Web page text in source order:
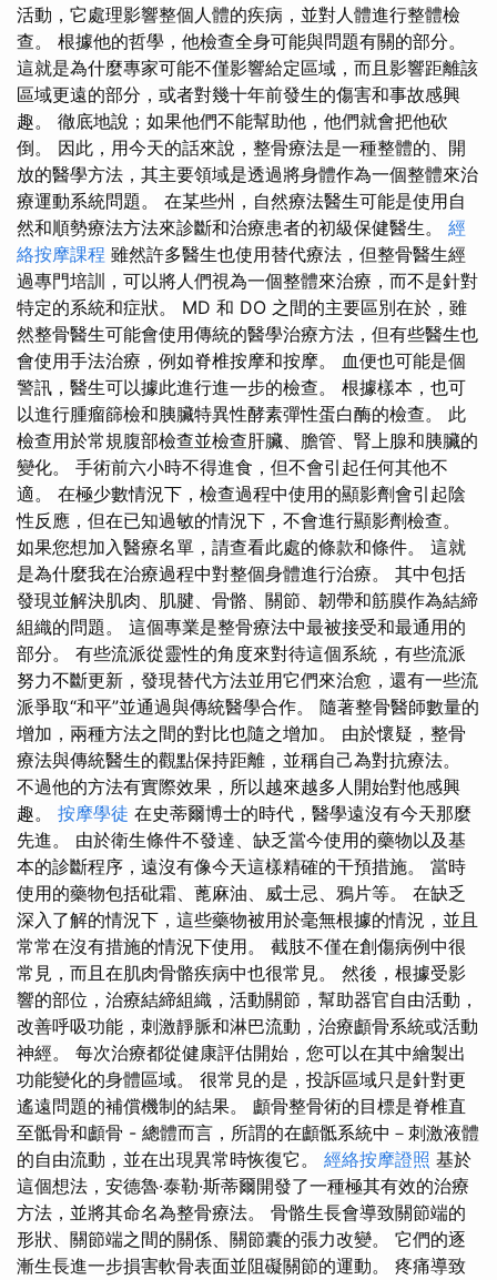
活動，它處理影響整個人體的疾病，並對人體進行整體檢
查。 根據他的哲學，他檢查全身可能與問題有關的部分。
這就是為什麼專家可能不僅影響給定區域，而且影響距離該
區域更遠的部分，或者對幾十年前發生的傷害和事故感興
趣。 徹底地說；如果他們不能幫助他，他們就會把他砍
倒。 因此，用今天的話來說，整骨療法是一種整體的、開
放的醫學方法，其主要領域是透過將身體作為一個整體來治
療運動系統問題。 在某些州，自然療法醫生可能是使用自
然和順勢療法方法來診斷和治療患者的初級保健醫生。 經
絡按摩課程 雖然許多醫生也使用替代療法，但整骨醫生經
過專門培訓，可以將人們視為一個整體來治療，而不是針對
特定的系統和症狀。 MD 和 DO 之間的主要區別在於，雖
然整骨醫生可能會使用傳統的醫學治療方法，但有些醫生也
會使用手法治療，例如脊椎按摩和按摩。 血便也可能是個
警訊，醫生可以據此進行進一步的檢查。 根據樣本，也可
以進行腫瘤篩檢和胰臟特異性酵素彈性蛋白酶的檢查。 此
檢查用於常規腹部檢查並檢查肝臟、膽管、腎上腺和胰臟的
變化。 手術前六小時不得進食，但不會引起任何其他不
適。 在極少數情況下，檢查過程中使用的顯影劑會引起陰
性反應，但在已知過敏的情況下，不會進行顯影劑檢查。
如果您想加入醫療名單，請查看此處的條款和條件。 這就
是為什麼我在治療過程中對整個身體進行治療。 其中包括
發現並解決肌肉、肌腱、骨骼、關節、韌帶和筋膜作為結締
組織的問題。 這個專業是整骨療法中最被接受和最通用的
部分。 有些流派從靈性的角度來對待這個系統，有些流派
努力不斷更新，發現替代方法並用它們來治愈，還有一些流
派爭取“和平”並通過與傳統醫學合作。 隨著整骨醫師數量的
增加，兩種方法之間的對比也隨之增加。 由於懷疑，整骨
療法與傳統醫生的觀點保持距離，並稱自己為對抗療法。
不過他的方法有實際效果，所以越來越多人開始對他感興
趣。 按摩學徒 在史蒂爾博士的時代，醫學遠沒有今天那麼
先進。 由於衛生條件不發達、缺乏當今使用的藥物以及基
本的診斷程序，遠沒有像今天這樣精確的干預措施。 當時
使用的藥物包括砒霜、蓖麻油、威士忌、鴉片等。 在缺乏
深入了解的情況下，這些藥物被用於毫無根據的情況，並且
常常在沒有措施的情況下使用。 截肢不僅在創傷病例中很
常見，而且在肌肉骨骼疾病中也很常見。 然後，根據受影
響的部位，治療結締組織，活動關節，幫助器官自由活動，
改善呼吸功能，刺激靜脈和淋巴流動，治療顱骨系統或活動
神經。 每次治療都從健康評估開始，您可以在其中繪製出
功能變化的身體區域。 很常見的是，投訴區域只是針對更
遙遠問題的補償機制的結果。 顱骨整骨術的目標是脊椎直
至骶骨和顱骨 - 總體而言，所謂的在顱骶系統中－刺激液體
的自由流動，並在出現異常時恢復它。 經絡按摩證照 基於
這個想法，安德魯·泰勒·斯蒂爾開發了一種極其有效的治療
方法，並將其命名為整骨療法。 骨骼生長會導致關節端的
形狀、關節端之間的關係、關節囊的張力改變。 它們的逐
漸生長進一步損害軟骨表面並阻礙關節的運動。 疼痛導致